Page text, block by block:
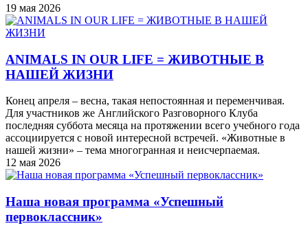
19 мая 2026
ANIMALS IN OUR LIFE = ЖИВОТНЫЕ В
НАШЕЙ ЖИЗНИ
Конец апреля – весна, такая непостоянная и переменчивая.
Для участников же Английского Разговорного Клуба
последняя суббота месяца на протяжении всего учебного года
ассоциируется с новой интересной встречей. «Животные в
нашей жизни» – тема многогранная и неисчерпаемая.
12 мая 2026
Наша новая программа «Успешный
первоклассник»